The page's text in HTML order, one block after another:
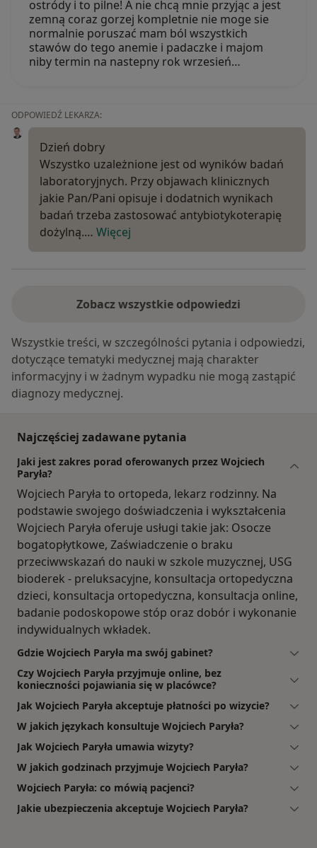
ostródy i to pilne! A nie chcą mnie przyjąc a jest
zemną coraz gorzej kompletnie nie moge sie
normalnie poruszać mam ból wszystkich
stawów do tego anemie i padaczke i majom
niby termin na nastepny rok wrzesień…
ODPOWIEDŹ LEKARZA:
Dzień dobry
Wszystko uzależnione jest od wyników badań
laboratoryjnych. Przy objawach klinicznych
jakie Pan/Pani opisuje i dodatnich wynikach
badań trzeba zastosować antybiotykoterapię
dożylną.… Więcej
Zobacz wszystkie odpowiedzi
Wszystkie treści, w szczególności pytania i odpowiedzi,
dotyczące tematyki medycznej mają charakter
informacyjny i w żadnym wypadku nie mogą zastąpić
diagnozy medycznej.
Najczęściej zadawane pytania
Jaki jest zakres porad oferowanych przez Wojciech
Paryła?
Wojciech Paryła to ortopeda, lekarz rodzinny. Na
podstawie swojego doświadczenia i wykształcenia
Wojciech Paryła oferuje usługi takie jak: Osocze
bogatopłytkowe, Zaświadczenie o braku
przeciwwskazań do nauki w szkole muzycznej, USG
bioderek - preluksacyjne, konsultacja ortopedyczna
dzieci, konsultacja ortopedyczna, konsultacja online,
badanie podoskopowe stóp oraz dobór i wykonanie
indywidualnych wkładek.
Gdzie Wojciech Paryła ma swój gabinet?
Czy Wojciech Paryła przyjmuje online, bez
konieczności pojawiania się w placówce?
Jak Wojciech Paryła akceptuje płatności po wizycie?
W jakich językach konsultuje Wojciech Paryła?
Jak Wojciech Paryła umawia wizyty?
W jakich godzinach przyjmuje Wojciech Paryła?
Wojciech Paryła: co mówią pacjenci?
Jakie ubezpieczenia akceptuje Wojciech Paryła?